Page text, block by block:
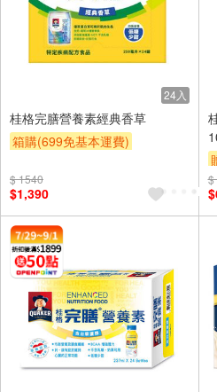
24入
桂格完膳營養素經典香草
箱購(699免基本運費)
$ 1540
$1,390
$